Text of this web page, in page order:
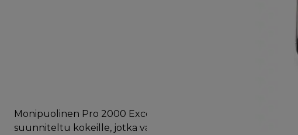
Monipuolinen Pro 2000 Excel -ruokamylly on
suunniteltu kokeille, jotka vaativat laitteiltaan